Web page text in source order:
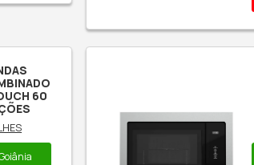
MICRO-
CUISINART
GRILL
MAIS